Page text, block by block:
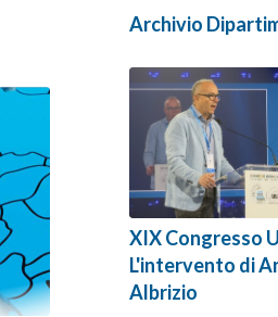
Archivio
XIX Congresso
L'intervento di
Albrizio